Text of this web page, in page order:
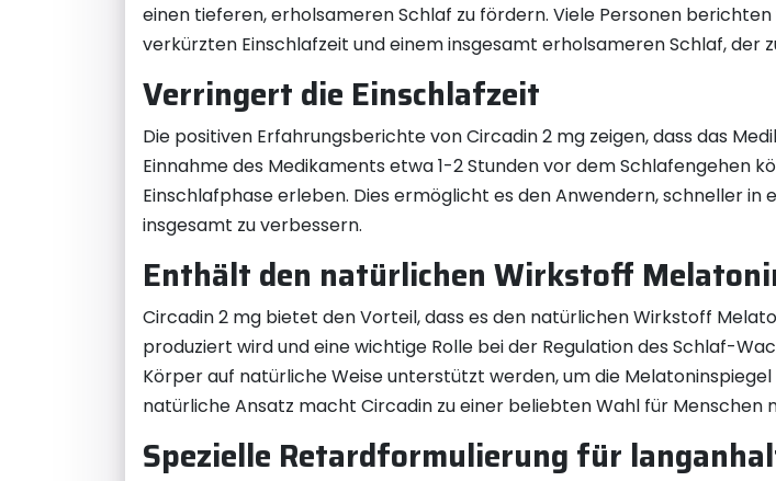
einen tieferen, erholsameren Schlaf zu fördern. Viele Personen
verkürzten Einschlafzeit und einem insgesamt erholsameren Schlaf, der
Verringert die Einschlafzeit
Die positiven Erfahrungsberichte von Circadin 2 mg zeigen, dass das
Einnahme des Medikaments etwa 1-2 Stunden vor dem Schlafengehen
Einschlafphase erleben. Dies ermöglicht es den Anwendern, schneller
insgesamt zu verbessern.
Enthält den natürlichen Wirkstoff
Circadin 2 mg bietet den Vorteil, dass es den natürlichen Wirkstoff
produziert wird und eine wichtige Rolle bei der Regulation des Schlaf-
Körper auf natürliche Weise unterstützt werden, um die
natürliche Ansatz macht Circadin zu einer beliebten Wahl für Menschen
Spezielle Retardformulierung für